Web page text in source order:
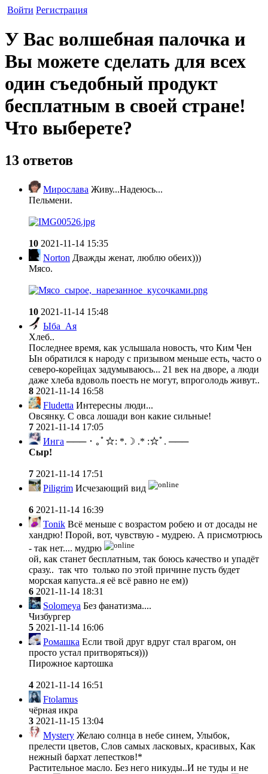
Войти Регистрация
У Вас волшебная палочка и
Вы можете сделать для всех
один съедобный продукт
бесплатным в своей стране!
Что выберете?
13 ответов
Мирослава Живу...Надеюсь...
Пельмени.
10 2021-11-14 15:35
Norton Дважды женат, люблю обеих)))
Мясо.
10 2021-11-14 15:48
Ыба_Ая
Хлеб..
Последнее время, как услышала новость, что Ким Чен
Ын обратился к народу с призывом меньше есть, часто о
северо-корейцах задумываюсь... 21 век на дворе, а люди
даже хлеба вдоволь поесть не могут, впроголодь живут..
8 2021-11-14 16:58
Fludetta Интересны люди...
Овсянку. С овса лошади вон какие сильные!
7 2021-11-14 17:05
Инга ─── ･ ｡ﾟ☆: *.☽ .* :☆ﾟ. ───
Сыр!
7 2021-11-14 17:51
Piligrim Исчезающий вид
6 2021-11-14 16:39
Tonik Всё меньше с возрастом робею и от досады не
хандрю! Порой, вот, чувствую - мудрею. А присмотрюсь
- так нет.... мудрю
ой, как станет бесплатным, так боюсь качество и упадёт
сразу.. так что только по этой причине пусть будет
морская капуста..я её всё равно не ем))
6 2021-11-14 18:31
Solomeya Без фанатизма....
Чизбургер
5 2021-11-14 16:06
Ромашка Если твой друг вдруг стал врагом, он
просто устал притворяться)))
Пирожное картошка
4 2021-11-14 16:51
Ftolamus
чёрная икра
3 2021-11-15 13:04
Mystery Желаю солнца в небе синем, Улыбок,
прелести цветов, Слов самых ласковых, красивых, Как
нежный бархат лепестков!*
Растительное масло. Без него никуды..И не туды и не